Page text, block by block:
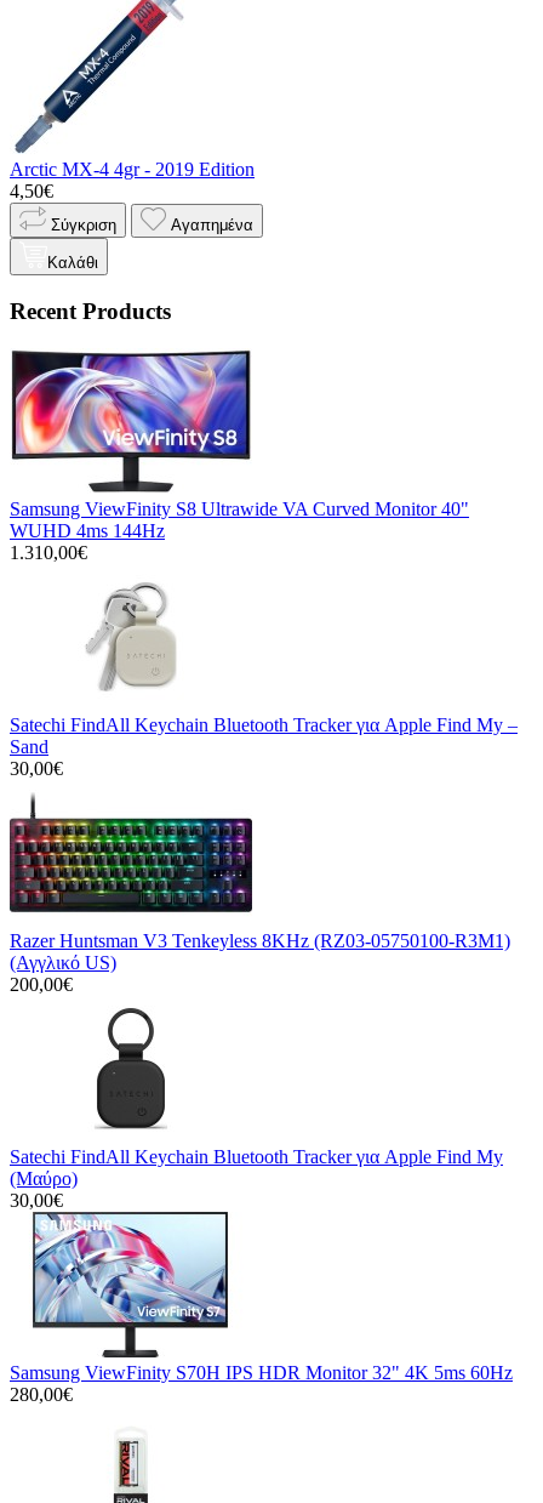
Arctic MX-4 4gr - 2019 Edition
4,50€
Σύγκριση Αγαπημένα
Καλάθι
Recent Products
Samsung ViewFinity S8 Ultrawide VA Curved Monitor 40"
WUHD 4ms 144Hz
1.310,00€
Satechi FindAll Keychain Bluetooth Tracker για Apple Find My –
Sand
30,00€
Razer Huntsman V3 Tenkeyless 8KHz (RZ03-05750100-R3M1)
(Αγγλικό US)
200,00€
Satechi FindAll Keychain Bluetooth Tracker για Apple Find My
(Μαύρο)
30,00€
Samsung ViewFinity S70H IPS HDR Monitor 32" 4K 5ms 60Hz
280,00€